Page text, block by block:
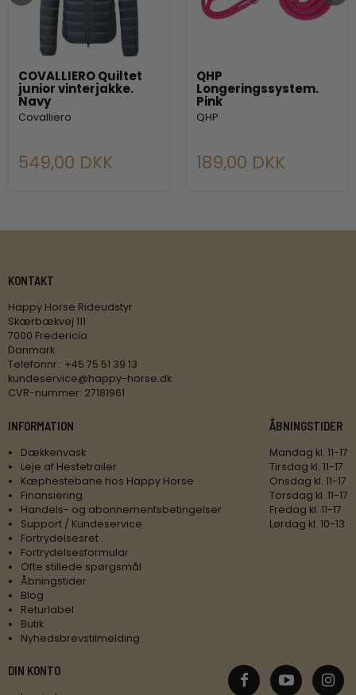
COVALLIERO Quiltet
junior vinterjakke.
Navy
Covalliero
549,00 DKK
QHP
Longeringssystem.
Pink
QHP
189,00 DKK
KONTAKT
Happy Horse Rideudstyr
Skærbækvej 111
7000 Fredericia
Danmark
Telefonnr.: +45 75 51 39 13
kundeservice@happy-horse.dk
CVR-nummer: 27181961
INFORMATION
Dækkenvask
Leje af Hestetrailer
Kæphestebane hos Happy Horse
Finansiering
Handels- og abonnementsbetingelser
Support / Kundeservice
Fortrydelsesret
Fortrydelsesformular
Ofte stillede spørgsmål
Åbningstider
Blog
Returlabel
Butik
Nyhedsbrevstilmelding
ÅBNINGSTIDER
Mandag kl. 11-17
Tirsdag kl. 11-17
Onsdag kl. 11-17
Torsdag kl. 11-17
Fredag kl. 11-17
Lørdag kl. 10-13
DIN KONTO